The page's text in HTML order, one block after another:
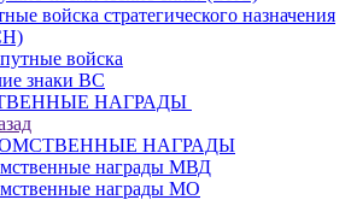
войска стратегического назначения
войска
знаки ВС
НАГРАДЫ
НАГРАДЫ
награды МВД
награды МО